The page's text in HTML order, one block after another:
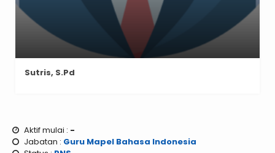
Sutris, S.Pd
Aktif mulai : -
Jabatan : Guru Mapel Bahasa Indonesia